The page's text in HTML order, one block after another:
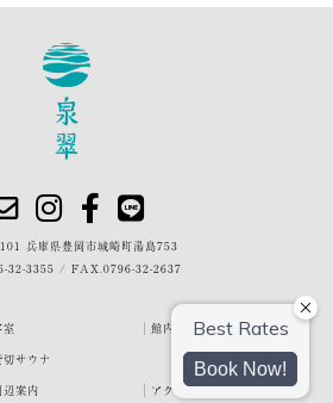
兵庫県豊岡市城崎町湯島753
32-3355 / FAX.0796-32-2637
室
館内・施設
切サウナ
辺案内
アクセス